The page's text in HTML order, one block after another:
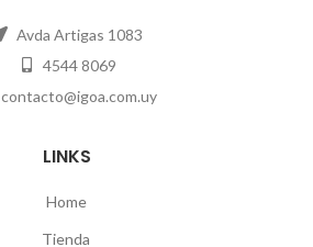
Avda Artigas 1083
4544 8069
contacto@igoa.com.uy
LINKS
Home
Tienda